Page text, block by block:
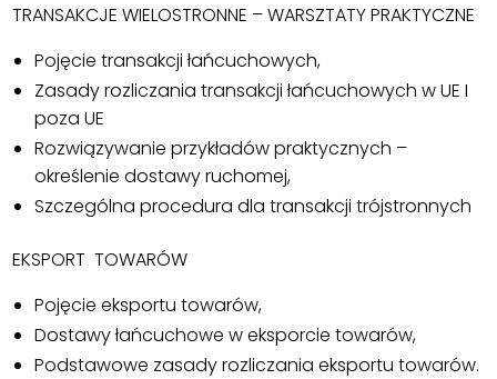
TRANSAKCJE WIELOSTRONNE – WARSZTATY PRAKTYCZNE
Pojęcie transakcji łańcuchowych,
Zasady rozliczania transakcji łańcuchowych w UE I
poza UE
Rozwiązywanie przykładów praktycznych –
określenie dostawy ruchomej,
Szczególna procedura dla transakcji trójstronnych
EKSPORT TOWARÓW
Pojęcie eksportu towarów,
Dostawy łańcuchowe w eksporcie towarów,
Podstawowe zasady rozliczania eksportu towarów.